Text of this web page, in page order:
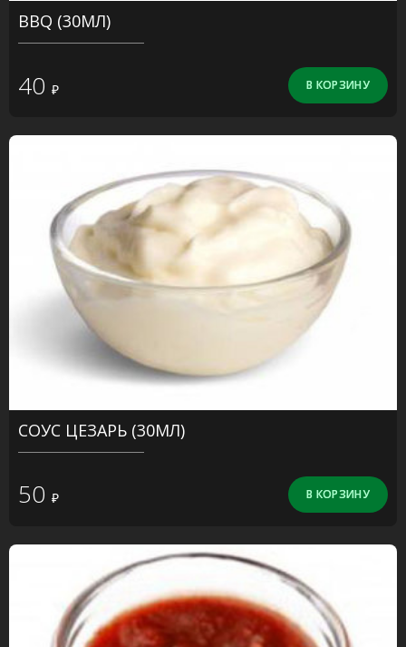
BBQ (30МЛ)
40 ₽
СОУС ЦЕЗАРЬ (30МЛ)
50 ₽